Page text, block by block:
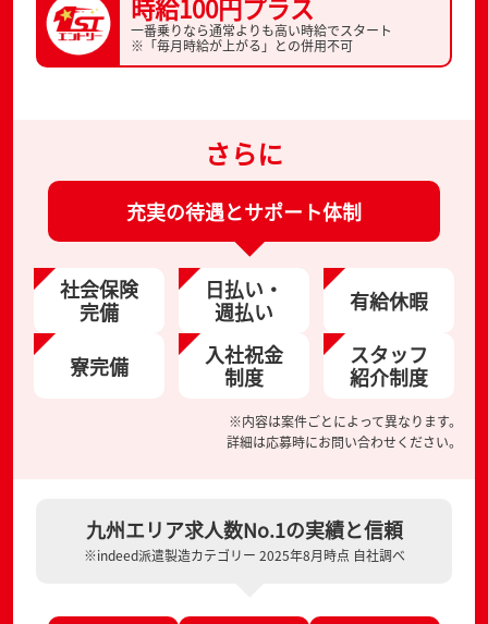
時給100円プラス
一番乗りなら通常よりも高い時給でスタート
※「毎月時給が上がる」との併用不可
さらに
充実の待遇とサポート体制
社会保険
完備
日払い・
週払い 有給休暇
寮完備 入社祝金
制度
スタッフ
紹介制度
※内容は案件ごとによって異なります。
詳細は応募時にお問い合わせください。
九州エリア求人数No.1の実績と信頼
※indeed派遣製造カテゴリー 2025年8月時点 自社調べ